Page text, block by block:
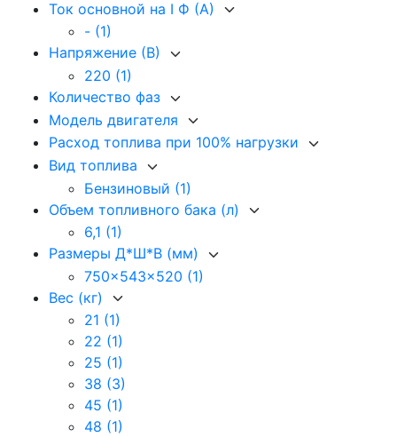
Ток основной на I Ф (А)
- (1)
Напряжение (В)
220 (1)
Количество фаз
Модель двигателя
Расход топлива при 100% нагрузки
Вид топлива
Бензиновый (1)
Объем топливного бака (л)
6,1 (1)
Размеры Д*Ш*В (мм)
750x543x520 (1)
Вес (кг)
21 (1)
22 (1)
25 (1)
38 (3)
45 (1)
48 (1)